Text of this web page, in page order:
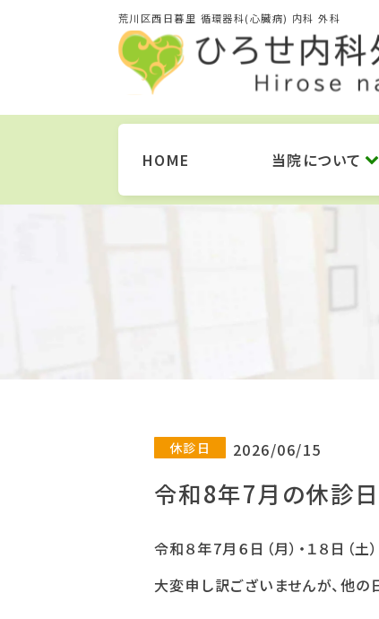
荒川区西日暮里 循環器科(心臓病) 内科 外科
HOME 当院について
令和8年7月の休診
休診日 2026/06/15
令和８年7月６日（月）・１８日（
大変申し訳ございませんが、他の